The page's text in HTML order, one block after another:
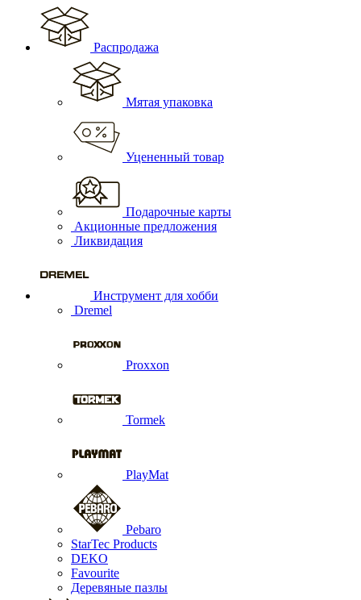
Распродажа
Мятая упаковка
Уцененный товар
Подарочные карты
Акционные предложения
Ликвидация
Инструмент для хобби
Dremel
Proxxon
Tormek
PlayMat
Pebaro
StarTec Products
DEKO
Favourite
Деревяные пазлы